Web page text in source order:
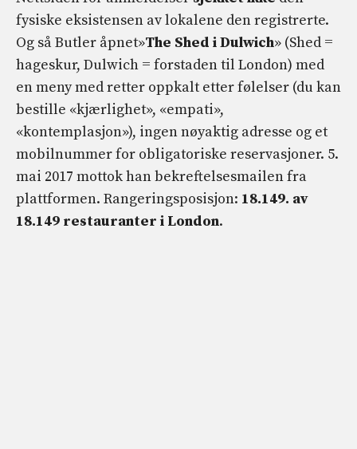
fysiske eksistensen av lokalene den registrerte.
Og så Butler åpnet»The Shed i Dulwich» (Shed =
hageskur, Dulwich = forstaden til London) med
en meny med retter oppkalt etter følelser (du kan
bestille «kjærlighet», «empati»,
«kontemplasjon»), ingen nøyaktig adresse og et
mobilnummer for obligatoriske reservasjoner. 5.
mai 2017 mottok han bekreftelsesmailen fra
plattformen. Rangeringsposisjon: 18.149. av
18.149 restauranter i London.